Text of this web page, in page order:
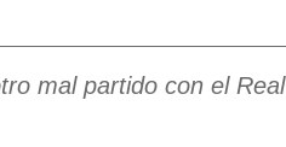
mal partido con el Real